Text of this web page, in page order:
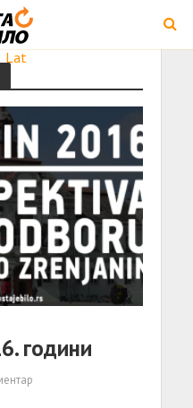
Lat
години